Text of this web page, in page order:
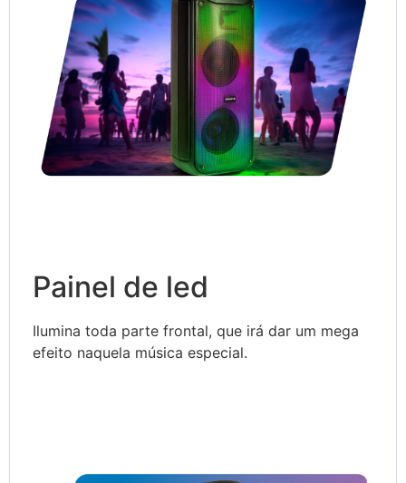
Painel de led
Ilumina toda parte frontal, que irá dar um mega
efeito naquela música especial.